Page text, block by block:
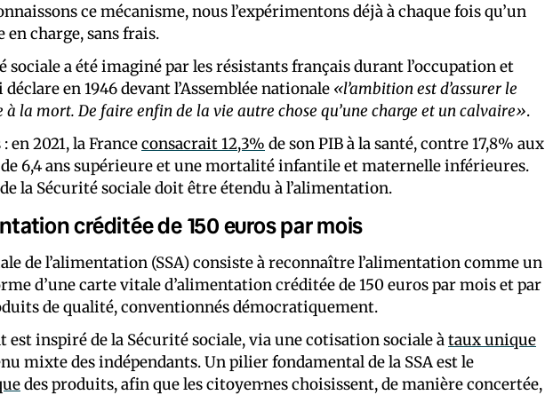
ce mécanisme, nous l’expérimentons déjà à chaque fois qu’un
charge, sans frais.
sociale a été imaginé par les résistants français durant l’occupation et
en 1946 devant l’Assemblée nationale «l’ambition est d’assurer le
à la mort. De faire enfin de la vie autre chose qu’une charge et un calvaire».
en 2021, la Franceconsacrait 12,3% de son PIB à la santé, contre 17,8% aux
de 6,4 ans supérieure et une mortalité infantile et maternelle inférieures.
la Sécurité sociale doit être étendu à l’alimentation.
créditée de 150 euros par mois
de l’alimentation (SSA) consiste à reconnaître l’alimentation comme un
d’une carte vitale d’alimentation créditée de 150 euros par mois et par
de qualité, conventionnés démocratiquement.
est inspiré de la Sécurité sociale, via une cotisation sociale àtaux unique
mixte des indépendants. Un pilier fondamental de la SSA est le
des produits, afin que les citoyen·nes choisissent, de manière concertée,